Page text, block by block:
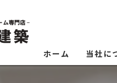
ホーム 当社に